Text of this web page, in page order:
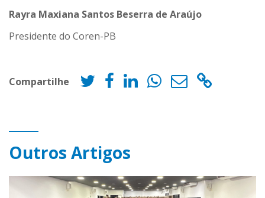
Rayra Maxiana Santos Beserra de Araújo
Presidente do Coren-PB
Compartilhe
Outros Artigos